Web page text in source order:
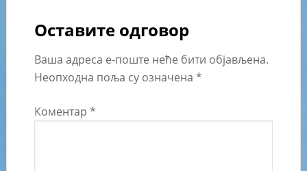
Оставите одговор
Ваша адреса е-поште неће бити објављена.
Неопходна поља су означена *
Коментар *